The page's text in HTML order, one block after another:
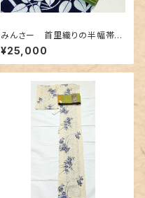
みんさー 首里織りの半幅帯
深緑色
¥25,000